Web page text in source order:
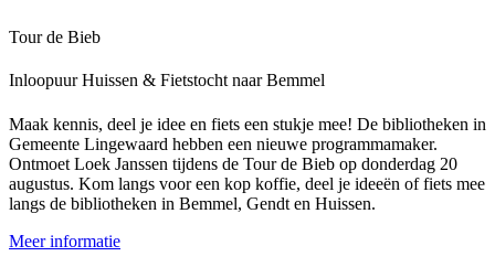
Tour de Bieb
Inloopuur Huissen & Fietstocht naar Bemmel
Maak kennis, deel je idee en fiets een stukje mee! De bibliotheken in
Gemeente Lingewaard hebben een nieuwe programmamaker.
Ontmoet Loek Janssen tijdens de Tour de Bieb op donderdag 20
augustus. Kom langs voor een kop koffie, deel je ideeën of fiets mee
langs de bibliotheken in Bemmel, Gendt en Huissen.
Meer informatie